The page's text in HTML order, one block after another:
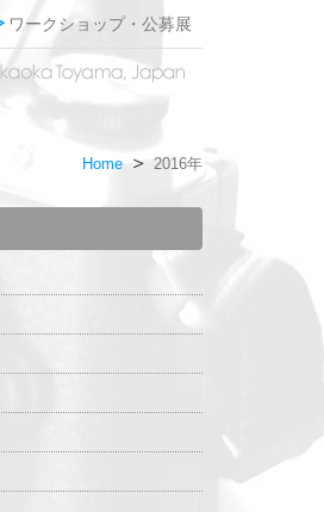
ワークショップ・公募展
Home 2016年